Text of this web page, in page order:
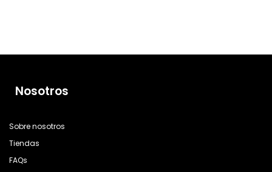
Nosotros
Sobre nosotros
Tiendas
FAQs